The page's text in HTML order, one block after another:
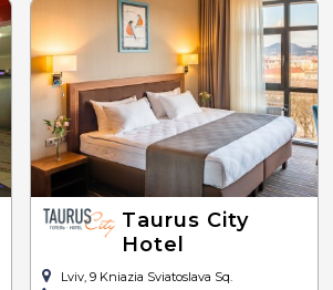
Taurus City
Hotel
Lviv, 9 Kniazia Sviatoslava Sq.